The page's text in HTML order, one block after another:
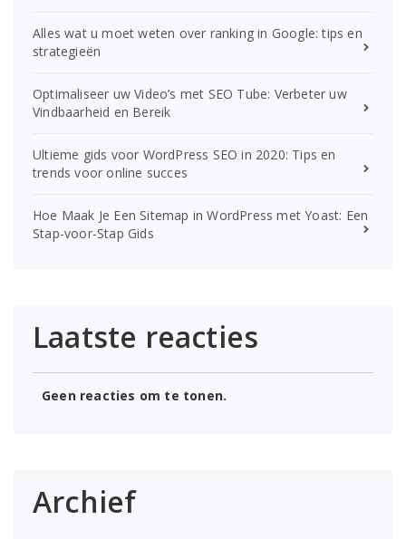
Alles wat u moet weten over ranking in Google: tips en
strategieën
Optimaliseer uw Video’s met SEO Tube: Verbeter uw
Vindbaarheid en Bereik
Ultieme gids voor WordPress SEO in 2020: Tips en
trends voor online succes
Hoe Maak Je Een Sitemap in WordPress met Yoast: Een
Stap-voor-Stap Gids
Laatste reacties
Geen reacties om te tonen.
Archief